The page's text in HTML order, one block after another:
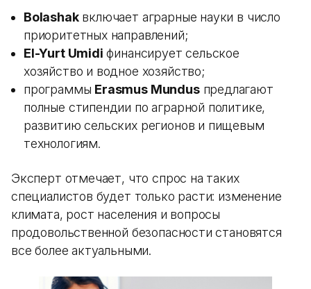
Bolashakвключает аграрные науки в число
приоритетных направлений;
El-Yurt Umidi финансирует сельское
хозяйство и водное хозяйство;
программы Erasmus Mundusпредлагают
полные стипендии по аграрной политике,
развитию сельских регионов и пищевым
технологиям.
Эксперт отмечает, что спрос на таких
специалистов будет только расти: изменение
климата, рост населения и вопросы
продовольственной безопасности становятся
все более актуальными.